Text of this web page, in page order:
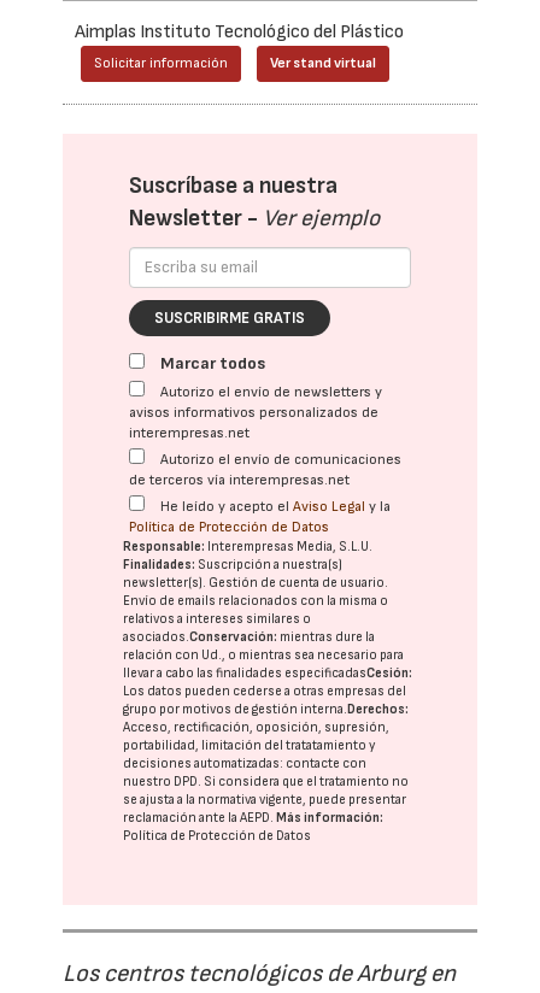
Aimplas Instituto Tecnológico del Plástico
Solicitar información Ver stand virtual
Suscríbase a nuestra
Newsletter - Ver ejemplo
SUSCRIBIRME GRATIS
Marcar todos
Autorizo el envío de newsletters y
avisos informativos personalizados de
interempresas.net
Autorizo el envío de comunicaciones
de terceros vía interempresas.net
He leído y acepto elAviso Legal y la
Política de Protección de Datos
Responsable: Interempresas Media, S.L.U.
Finalidades: Suscripción a nuestra(s)
newsletter(s). Gestión de cuenta de usuario.
Envío de emails relacionados con la misma o
relativos a intereses similares o
asociados.Conservación: mientras dure la
relación con Ud., o mientras sea necesario para
llevar a cabo las finalidades especificadasCesión:
Los datos pueden cederse a otras empresas del
grupo por motivos de gestión interna.Derechos:
Acceso, rectificación, oposición, supresión,
portabilidad, limitación del tratatamiento y
decisiones automatizadas: contacte con
nuestro DPD. Si considera que el tratamiento no
se ajusta a la normativa vigente, puede presentar
reclamación ante laAEPD.Más información:
Política de Protección de Datos
Los centros tecnológicos de Arburg en